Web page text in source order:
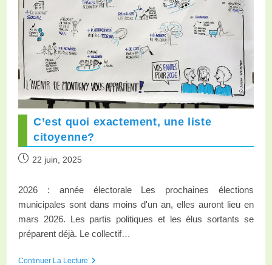
C’est quoi exactement, une liste
citoyenne?
22 juin, 2025
2026 : année électorale Les prochaines élections
municipales sont dans moins d'un an, elles auront lieu en
mars 2026. Les partis politiques et les élus sortants se
préparent déjà. Le collectif…
Continuer La Lecture